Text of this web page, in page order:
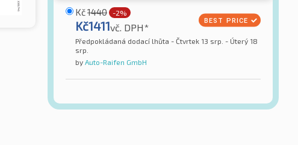
Kč1440 -2%
Kč1411vč. DPH*
Předpokládaná dodací lhůta - Čtvrtek 13 srp. - Úterý 18
srp.
by Auto-Raifen GmbH